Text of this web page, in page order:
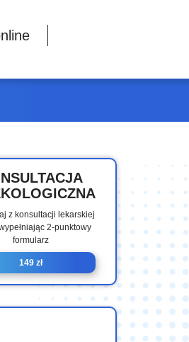
z konsultacji lekarskiej
2-punktowy
formularz
149 zł